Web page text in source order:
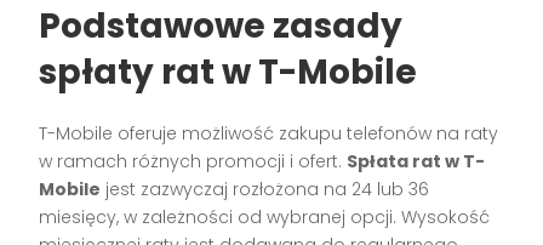
Podstawowe zasady
spłaty rat w T-Mobile
T-Mobile oferuje możliwość zakupu telefonów na raty
w ramach różnych promocji i ofert. Spłata rat w T-
Mobile jest zazwyczaj rozłożona na 24 lub 36
miesięcy, w zależności od wybranej opcji. Wysokość